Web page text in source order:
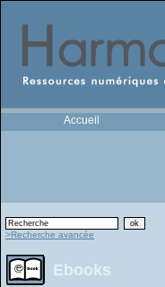
Accueil
>Recherche avancée
Ebooks